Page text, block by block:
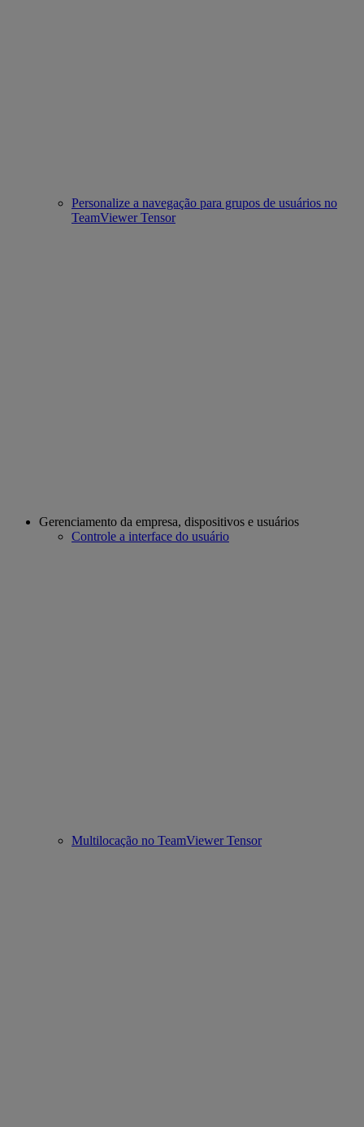
Personalize a navegação para grupos de usuários no
TeamViewer Tensor
Gerenciamento da empresa, dispositivos e usuários
Controle a interface do usuário
Multilocação no TeamViewer Tensor